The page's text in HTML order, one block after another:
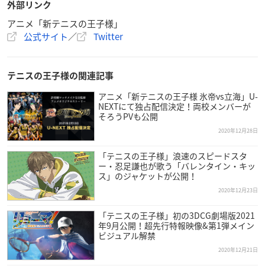
詳細はコチラ→
立海 pic.twitter.com/M8iIg9reV2
— アニメ「新テニスの王子様」公式 (@shintenianime)
外部リンク
アニメ「新テニスの王子様」
公式サイト／ Twitter
テニスの王子様の関連記事
アニメ「新テニスの王子様 氷帝vs立海」U-
NEXTにて独占配信決定！両校メンバーが
そろうPVも公開
2020年12月28日
「テニスの王子様」浪速のスピードスタ
ー・忍足謙也が歌う「バレンタイン・キッ
ス」のジャケットが公開！
2020年12月23日
「テニスの王子様」初の3DCG劇場版2021
年9月公開！超先行特報映像&第1弾メイン
ビジュアル解禁
2020年12月21日